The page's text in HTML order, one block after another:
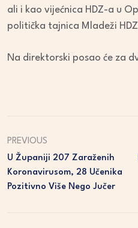
ali i kao vijećnica HDZ-a u
politička tajnica Mladeži
Na direktorski posao će za
PREVIOUS
U Županiji 207 Zaraženih
Koronavirusom, 28 Učenika
Pozitivno Više Nego Jučer